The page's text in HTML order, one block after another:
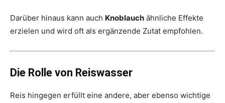
Darüber hinaus kann auch Knoblauch ähnliche Effekte
erzielen und wird oft als ergänzende Zutat empfohlen.
Die Rolle von Reiswasser
Reis hingegen erfüllt eine andere, aber ebenso wichtige